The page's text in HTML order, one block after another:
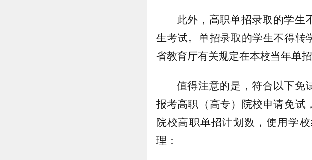
此外，高职单招录取的学生
生考试。单招录取的学生不得转
省教育厅有关规定在本校当年单招
值得注意的是，符合以下免
报考高职（高专）院校申请免试
院校高职单招计划数，使用学
理：